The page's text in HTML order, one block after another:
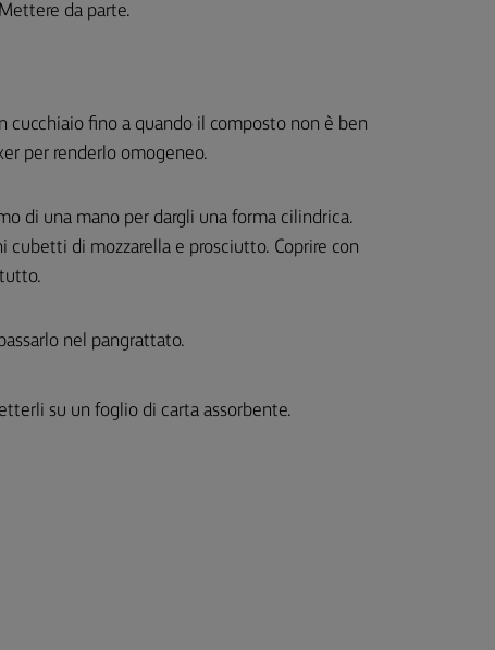
da parte.
cucchiaio fino a quando il composto non è ben
per renderlo omogeneo.
di una mano per dargli una forma cilindrica.
di mozzarella e prosciutto. Coprire con
nel pangrattato.
su un foglio di carta assorbente.